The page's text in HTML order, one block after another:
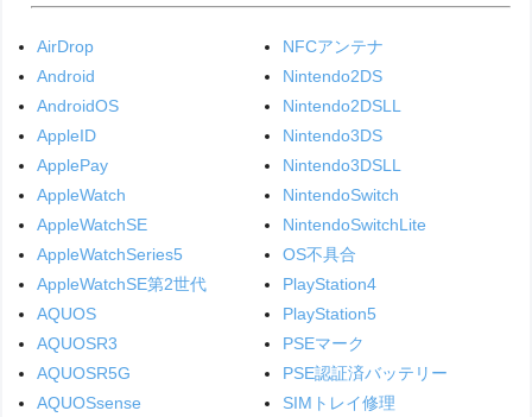
AirDrop
Android
AndroidOS
AppleID
ApplePay
AppleWatch
AppleWatchSE
AppleWatchSeries5
AppleWatchSE第2世代
AQUOS
AQUOSR3
AQUOSR5G
AQUOSsense
NFCアンテナ
Nintendo2DS
Nintendo2DSLL
Nintendo3DS
Nintendo3DSLL
NintendoSwitch
NintendoSwitchLite
OS不具合
PlayStation4
PlayStation5
PSEマーク
PSE認証済バッテリー
SIMトレイ修理